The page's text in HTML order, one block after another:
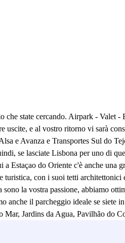
che state cercando. Airpark -
uscite, e al vostro ritorno vi sarà
e Avanza e Transportes Sul do
se lasciate Lisbona per uno di
Estaçao do Oriente c'è anche
con i suoi tetti
la vostra passione, abbiamo
il parcheggio ideale se
Jardins da Agua, Pavilhão do